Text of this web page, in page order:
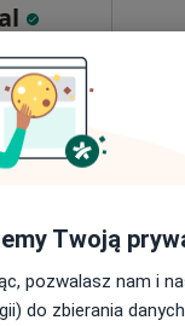
250 zł
Twoją
pozwalasz nam i
do zbierania